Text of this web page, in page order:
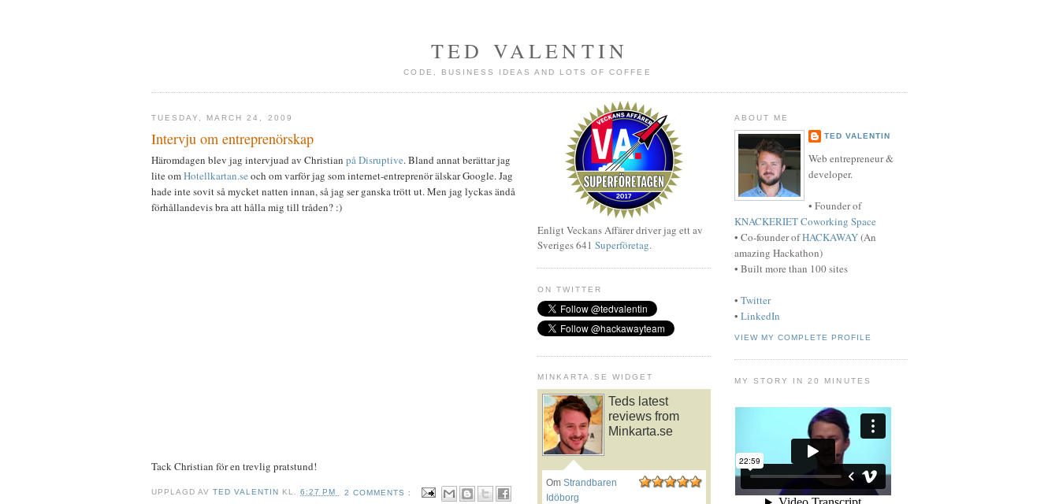
TED VALENTIN
CODE, BUSINESS IDEAS AND LOTS OF COFFEE
TUESDAY, MARCH 24, 2009
Intervju om entreprenörskap
Häromdagen blev jag intervjuad av Christian på Disruptive. Bland annat berättar jag
lite omHotellkartan.se och om varför jag som internet-entreprenör älskar Google. Jag
hade inte sovit så mycket natten innan, så jag ser ganska trött ut. Men jag lyckas ändå
förhållandevis bra att hålla mig till tråden? :)
Tack Christian för en trevlig pratstund!
UPPLAGD AVTED VALENTIN KL.6:27 PM
2 COMMENTS :
ABOUT ME
TED VALENTIN
Web entrepreneur &
developer.
• Founder of
KNACKERIET Coworking Space
• Co-founder ofHACKAWAY(An
amazing Hackathon)
• Built more than 100 sites
• Twitter
• LinkedIn
VIEW MY COMPLETE PROFILE
MY STORY IN 20 MINUTES
Enligt Veckans Affärer driver jag ett av
Sveriges 641 Superföretag.
ON TWITTER
MINKARTA.SE WIDGET
Teds latest
reviews from
Minkarta.se
Om Strandbaren
Idöborg